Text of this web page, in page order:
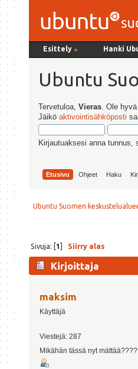
Esittely ► Hanki
Ubuntu
Tervetuloa,Vieras . Ole
Jäiköaktivointisähköposti
Kirjautuaksesi anna tunnus,
Etusivu Ohjeet Haku
Ubuntu Suomen
Sivuja: [1] Siirry alas
Kirjoittaja
maksim
Käyttäjä
Viestejä: 287
Mikähän tässä nyt